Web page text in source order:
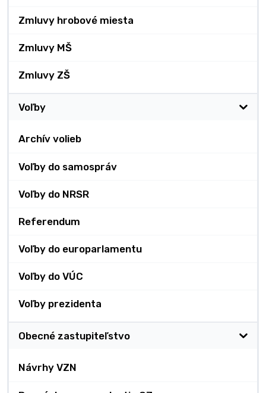
Zmluvy hrobové miesta
Zmluvy MŠ
Zmluvy ZŠ
Voľby
Archív volieb
Voľby do samospráv
Voľby do NRSR
Referendum
Voľby do europarlamentu
Voľby do VÚC
Voľby prezidenta
Obecné zastupiteľstvo
Návrhy VZN